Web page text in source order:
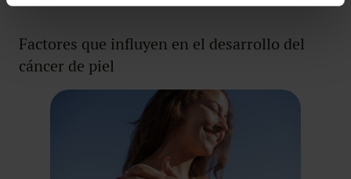
Factores que influyen en el desarrollo del
cáncer de piel